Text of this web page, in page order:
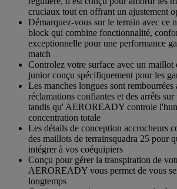
cruciaux tout en offrant un ajustement
Démarquez-vous sur le terrain avec ce
block qui combine fonctionnalité,
exceptionnelle pour une performance
match
Controlez votre surface avec un
junior conçu spécifiquement pour les
Les manches longues sont
réclamations confiantes et des arrêts
tandis qu' AEROREADY controle
concentration totale
Les détails de conception accrocheurs
des maillots de terrainsquadra 25 pour
intégrer à vos coéquipiers
Conçu pour gérer la transpiration de
AEROREADY vous permet de vous
longtemps